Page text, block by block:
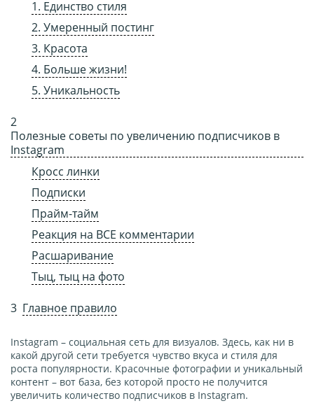
1. Единство стиля
2. Умеренный постинг
3. Красота
4. Больше жизни!
5. Уникальность
Полезные советы по увеличению подписчиков в
Instagram
Кросс линки
Подписки
Прайм-тайм
Реакция на ВСЕ комментарии
Расшаривание
Тыц, тыц на фото
Главное правило
Instagram – социальная сеть для визуалов. Здесь, как ни в
какой другой сети требуется чувство вкуса и стиля для
роста популярности. Красочные фотографии и уникальный
контент – вот база, без которой просто не получится
увеличить количество подписчиков в Instagram.